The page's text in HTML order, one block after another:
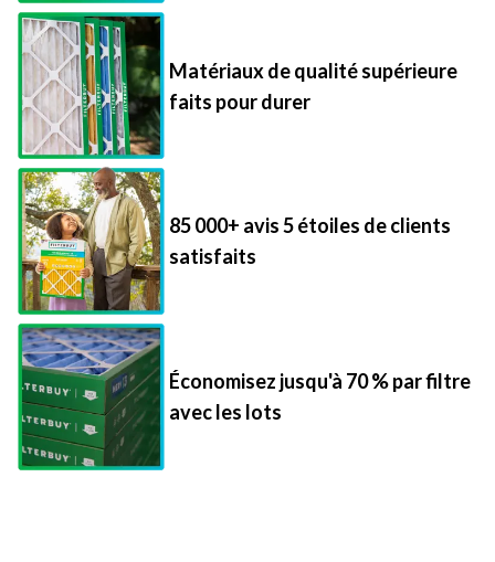
Matériaux de qualité supérieure
faits pour durer
85 000+ avis 5 étoiles de clients
satisfaits
Économisez jusqu'à 70 % par filtre
avec les lots